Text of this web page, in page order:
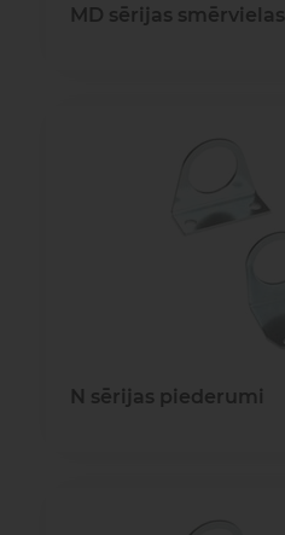
MD sērijas smērvielas
N sērijas piederumi